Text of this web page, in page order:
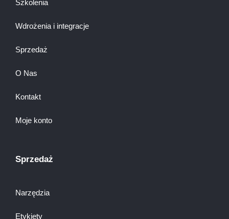
Szkolenia
Wdrożenia i integracje
Sprzedaż
O Nas
Kontakt
Moje konto
Sprzedaż
Narzędzia
Etykiety